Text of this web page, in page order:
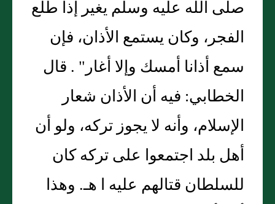
صلى الله عليه وسلم يغير إذا طلع
الفجر، وكان يستمع الأذان، فإن
سمع أذانا أمسك وإلا أغار" . قال
الخطابي: فيه أن الأذان شعار
الإسلام، وأنه لا يجوز تركه، ولو أن
أهل بلد اجتمعوا على تركه كان
للسلطان قتالهم عليه ا هـ. وهذا